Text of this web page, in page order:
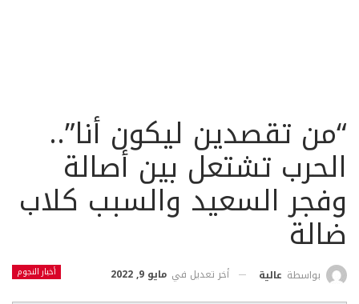
“من تقصدين ليكون أنا”..
الحرب تشتعل بين أصالة
وفجر السعيد والسبب كلاب
ضالة
أخبار النجوم بواسطة عالية أخر تعديل في مايو 9, 2022